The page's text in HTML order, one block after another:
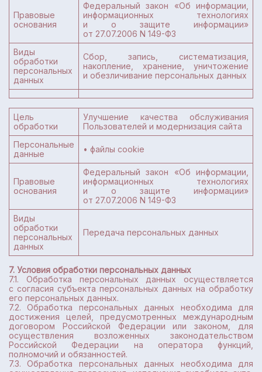
Правовые
основания
Федеральный закон «Об информации,
информационных технологиях
и о защите информации»
от 27.07.2006 N 149-ФЗ
Виды
обработки
персональных
данных
Сбор, запись, систематизация,
накопление, хранение, уничтожение
и обезличивание персональных данных
Цель
обработки
Улучшение качества обслуживания
Пользователей и модернизация сайта
Персональные
данные
• файлы cookie
Правовые
основания
Федеральный закон «Об информации,
информационных технологиях
и о защите информации»
от 27.07.2006 N 149-ФЗ
Виды
обработки
персональных
данных
Передача персональных данных
7. Условия обработки персональных данных
7.1. Обработка персональных данных осуществляется
с согласия субъекта персональных данных на обработку
его персональных данных.
7.2. Обработка персональных данных необходима для
достижения целей, предусмотренных международным
договором Российской Федерации или законом, для
осуществления возложенных законодательством
Российской Федерации на оператора функций,
полномочий и обязанностей.
7.3. Обработка персональных данных необходима для